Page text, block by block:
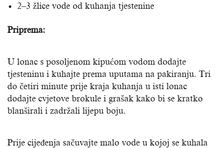
2–3 žlice vode od kuhanja tjestenine
Priprema:
U lonac s posoljenom kipućom vodom dodajte
tjesteninu i kuhajte prema uputama na pakiranju. Tri
do četiri minute prije kraja kuhanja u isti lonac
dodajte cvjetove brokule i grašak kako bi se kratko
blanširali i zadržali lijepu boju.
Prije cijeđenja sačuvajte malo vode u kojoj se kuhala